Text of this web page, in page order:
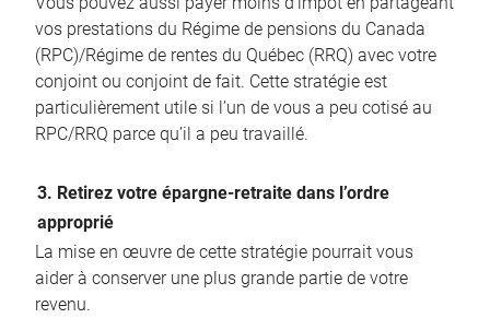
vos prestations du Régime de pensions du Canada
(RPC)/Régime de rentes du Québec (RRQ) avec votre
conjoint ou conjoint de fait. Cette stratégie est
particulièrement utile si l’un de vous a peu cotisé au
RPC/RRQ parce qu’il a peu travaillé.
3. Retirez votre épargne-retraite dans l’ordre
approprié
La mise en œuvre de cette stratégie pourrait vous
aider à conserver une plus grande partie de votre
revenu.